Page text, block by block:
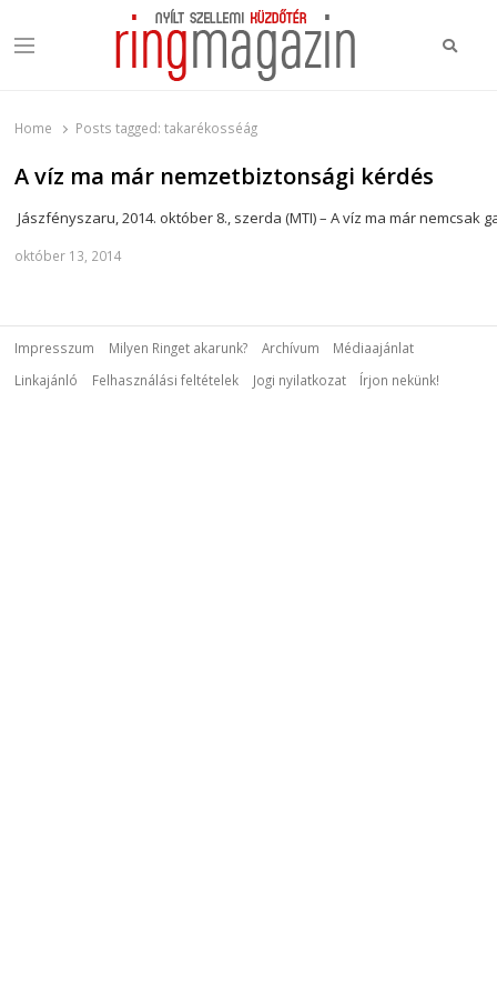
Menu
Home Posts tagged:takarékosséág
A víz ma már nemzetbiztonsági kérdés
Jászfényszaru, 2014. október 8., szerda (MTI) – A víz ma már
október 13, 2014
Impresszum Milyen Ringet akarunk? Archívum
Médiaajánlat
Linkajánló
Felhasználási feltételek Jogi nyilatkozat Írjon nekünk!